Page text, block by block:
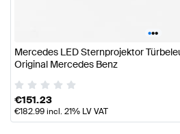
•••
Mercedes LED Sternprojektor
Original Mercedes Benz
€151.23
€182.99incl. 21% LV VAT